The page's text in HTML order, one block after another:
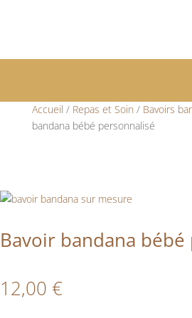
Accueil / Repas et Soin / Bavoirs
bandana bébé personnalisé
Bavoir bandana
12,00 €